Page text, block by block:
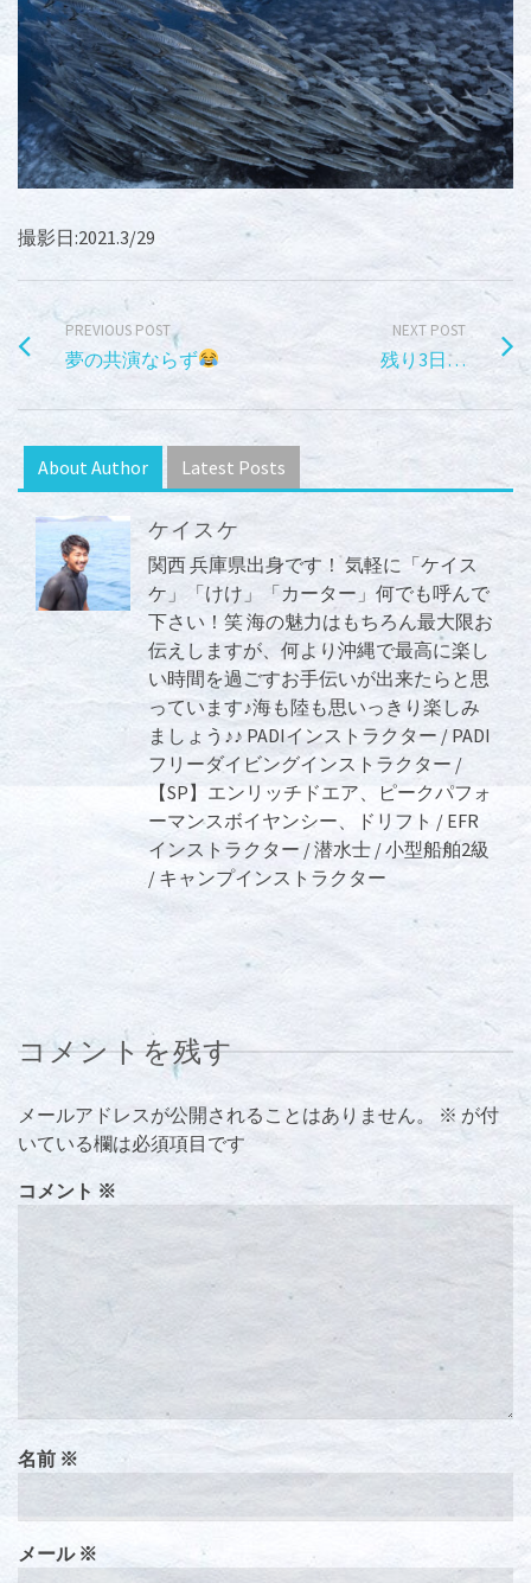
撮影日:2021.3/29
PREVIOUS POST
夢の共演ならず
NEXT POST
残り3日…
About Author Latest Posts
ケイスケ
関西 兵庫県出身です！ 気軽に「ケイス
ケ」「けけ」「カーター」何でも呼んで
下さい！笑 海の魅力はもちろん最大限お
伝えしますが、何より沖縄で最高に楽し
い時間を過ごすお手伝いが出来たらと思
っています♪海も陸も思いっきり楽しみ
ましょう♪♪ PADIインストラクター / PADI
フリーダイビングインストラクター /
【SP】エンリッチドエア、ピークパフォ
ーマンスボイヤンシー、ドリフト / EFR
インストラクター / 潜水士 / 小型船舶2級
/ キャンプインストラクター
コメントを残す
メールアドレスが公開されることはありません。 ※ が付
いている欄は必須項目です
コメント ※
名前 ※
メール ※